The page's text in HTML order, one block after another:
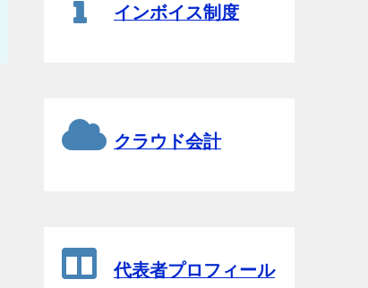
インボイス制度
クラウド会計
代表者プロフィール